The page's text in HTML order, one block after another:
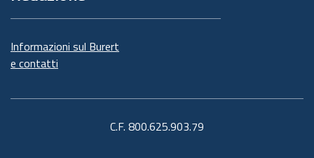
Informazioni sul Burert
e contatti
C.F. 800.625.903.79